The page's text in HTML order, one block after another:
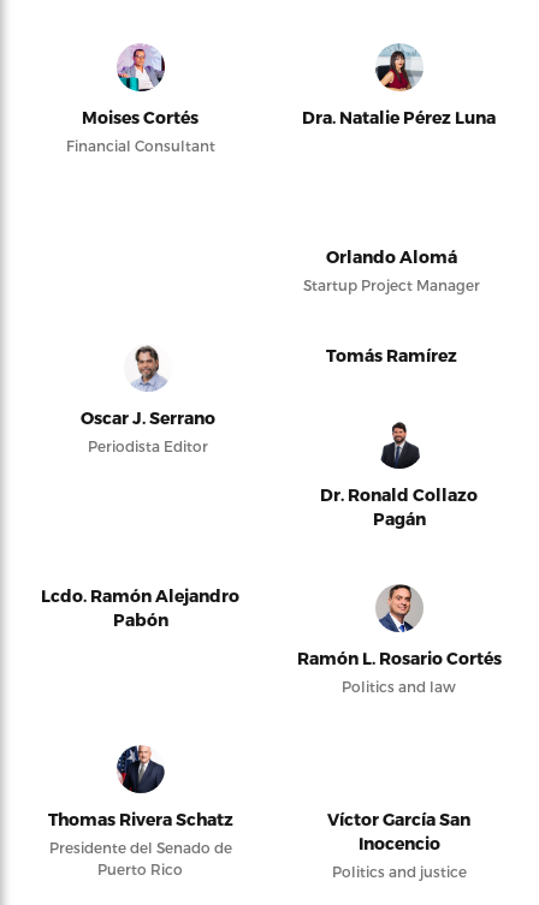
Moises Cortés
Financial Consultant
Dra. Natalie Pérez Luna
Orlando Alomá
Startup Project Manager
Oscar J. Serrano
Periodista Editor
Tomás Ramírez
Dr. Ronald Collazo
Pagán
Lcdo. Ramón Alejandro
Pabón
Ramón L. Rosario Cortés
Politics and law
Thomas Rivera Schatz
Presidente del Senado de
Puerto Rico
Víctor García San
Inocencio
Politics and justice